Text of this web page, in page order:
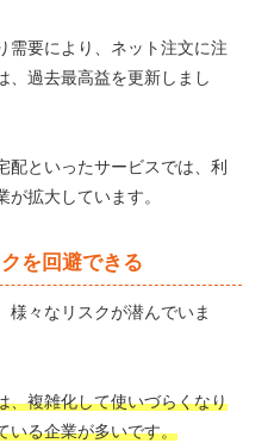
需要により、ネット注文に注
、過去最高益を更新しまし
配といったサービスでは、利
拡大しています。
を回避できる
様々なリスクが潜んでいま
、複雑化して使いづらくなり
いる企業が多いです。